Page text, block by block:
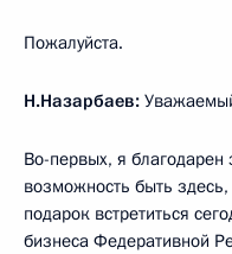
Пожалуйста.
Н.Назарбаев:
Во-первых, я благодарен
возможность быть
подарок встретиться
бизнеса Федеративной